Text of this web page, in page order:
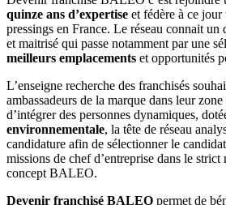
quinze ans d’expertise et fédère à ce
pressings en France. Le réseau connait un
et maitrisé qui passe notamment par une
meilleurs emplacements et opportunités
L’enseigne recherche des franchisés
ambassadeurs de la marque dans leur
d’intégrer des personnes dynamiques,
environnementale, la tête de réseau
candidature afin de sélectionner le
missions de chef d’entreprise dans le strict
concept BALEO.
Devenir franchisé BALEO permet de